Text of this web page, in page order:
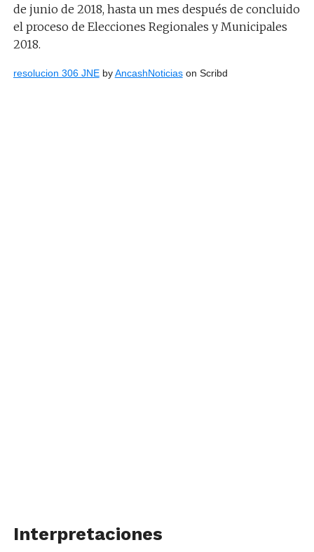
de junio de 2018, hasta un mes después de concluido
el proceso de Elecciones Regionales y Municipales
2018.
resolucion 306 JNEbyAncashNoticiason Scribd
Interpretaciones